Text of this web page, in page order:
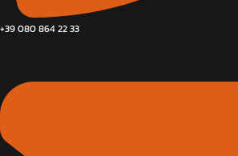
+39 080 864 22 33